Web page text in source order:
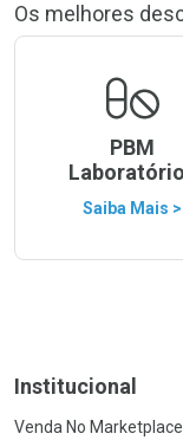
Os melhores
PBM
Saiba Mais >
Institucional
Venda No Marketplace